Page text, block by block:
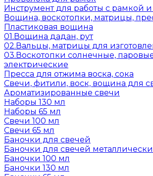
Инструмент для работы с рамкой
Вощина, воскотопки, матрицы,
Пластиковая вощина
01.Вощина дадан, рут
02.Вальцы, матрицы для
03.Воскотопки солнечные,
электрические
Пресса для отжима воска, сока
Свечи, фитили, воск, вощина для
Ароматизированные свечи
Наборы 130 мл
Наборы 65 мл
Свечи 100 мл
Свечи 65 мл
Баночки для свечей
Баночки для свечей
Баночки 100 мл
Баночки 130 мл